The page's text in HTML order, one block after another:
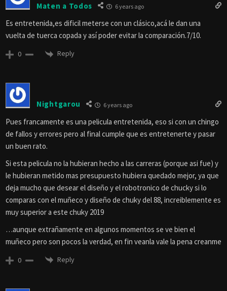
Maten a Todos 6 years ago
Es entretenida,es dificil meterse con un clásico,acá le dan una
vuelta de tuerca copada y así poder evitar la comparación.7/10.
0 Reply
Nightgarou 6 years ago
Pues francamente es una pelicula entretenida, eso si con un chingo
de fallos y errores pero al final cumple que es entretenerte y pasar
un buen rato.
Si esta pelicula no la hubieran hecho a las carreras (porque asi fue) y
le hubieran metido mas presupuesto hubiera quedado mejor, ya que
deja mucho que desear el diseño y el robotronico de chucky si lo
comparas con el muñeco y diseño de chuky del 88, increiblemente es
muy superior a este chuky 2019
…aunque extrañamente en algunos momentos se ve bien el
muñeco pero son pocos la verdad, en fin veanla vale la pena creanme
0 Reply